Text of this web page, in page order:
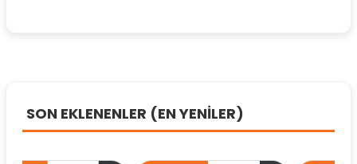
SON EKLENENLER (EN YENİLER)